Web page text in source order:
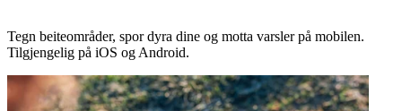
Tegn beiteområder, spor dyra dine og motta varsler på mobilen.
Tilgjengelig på iOS og Android.